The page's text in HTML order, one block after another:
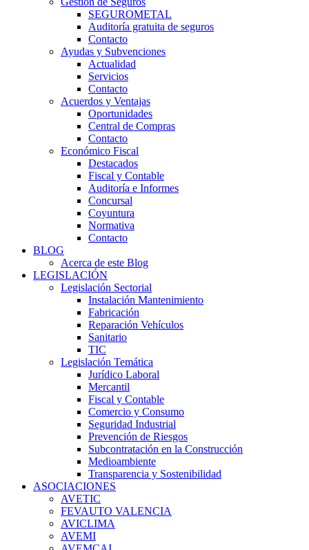
SEGUROMETAL
Auditoría gratuita de seguros
Contacto
Ayudas y Subvenciones
Actualidad
Servicios
Contacto
Acuerdos y Ventajas
Oportunidades
Central de Compras
Contacto
Económico Fiscal
Destacados
Fiscal y Contable
Auditoría e Informes
Concursal
Coyuntura
Normativa
Contacto
BLOG
Acerca de este Blog
LEGISLACIÓN
Legislación Sectorial
Instalación Mantenimiento
Fabricación
Reparación Vehículos
Sanitario
TIC
Legislación Temática
Jurídico Laboral
Mercantil
Fiscal y Contable
Comercio y Consumo
Seguridad Industrial
Prevención de Riesgos
Subcontratación en la Construcción
Medioambiente
Transparencia y Sostenibilidad
ASOCIACIONES
AVETIC
FEVAUTO VALENCIA
AVICLIMA
AVEMI